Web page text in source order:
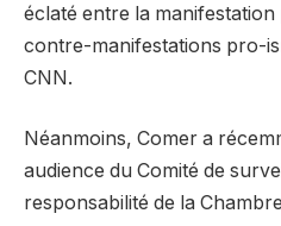
éclaté entre la
contre-manifestations pro-
CNN.
Néanmoins, Comer a
audience du Comité de
responsabilité de la